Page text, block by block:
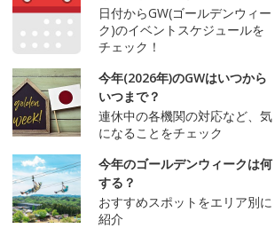
日付からGW(ゴールデンウィー
ク)のイベントスケジュールを
チェック！
今年(2026年)のGWはいつから
いつまで？
連休中の各機関の対応など、気
になることをチェック
今年のゴールデンウィークは何
する？
おすすめスポットをエリア別に
紹介